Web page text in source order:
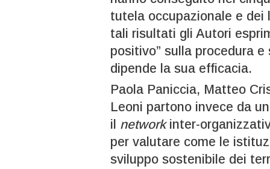
tutela occupazionale e
tali risultati gli Autori
positivo” sulla procedura
dipende la sua efficacia.
Paola Paniccia, Matteo
Leoni partono invece da
il network inter-
per valutare come le
sviluppo sostenibile dei